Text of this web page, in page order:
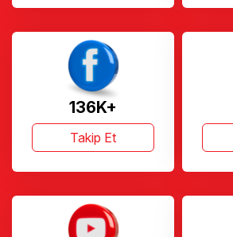
136K+
Takip Et